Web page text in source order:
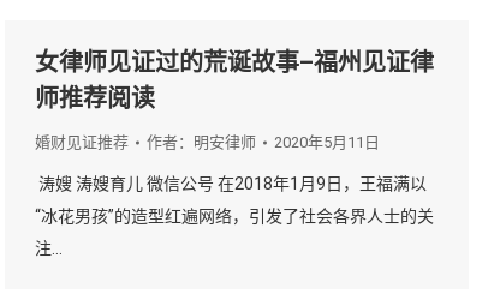
女律师见证过的荒诞故事–福州见证律
师推荐阅读
婚财见证推荐 作者： 明安律师 2020年5月11日
涛嫂 涛嫂育儿 微信公号 在2018年1月9日，王福满以
“冰花男孩”的造型红遍网络，引发了社会各界人士的关
注…